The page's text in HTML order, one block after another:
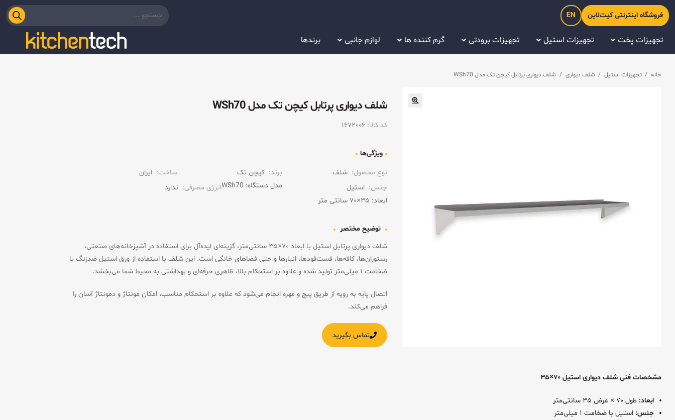
فروشگاه اینترنتی کیت‌لاین EN
تجهیزات پخت تجهیزات استیل تجهیزات برودتی گرم کننده ها لوازم جانبی برندها
خانه / تجهیزات استیل / شلف دیواری / شلف دیواری پرتابل کیچن تک مدل WSh70
شلف دیواری پرتابل کیچن تک مدل WSh70
شلف دیواری پرتابل استیل با ابعاد ۷۰×۳۵ سانتی‌متر، گزینه‌ای ایده‌آل برای استفاده در آشپزخانه‌های صنعتی،
رستوران‌ها، کافه‌ها، فست‌فودها، انبارها و حتی فضاهای خانگی است. این شلف با استفاده از ورق استیل ضدزنگ با
ضخامت ۱ میلی‌متر تولید شده و علاوه بر استحکام بالا، ظاهری حرفه‌ای و بهداشتی به محیط شما می‌بخشد.
اتصال پایه به رویه از طریق پیچ و مهره انجام می‌شود که علاوه بر استحکام مناسب، امکان مونتاژ و دمونتاژ آسان را
فراهم می‌کند.
کد کالا: 1672006
ویژگی‌ها
نوع محصول: شلف برند: کیچن تک ساخت: ایران
جنس: استیل مدل دستگاه: WSh70 انرژی مصرفی: ندارد
ابعاد: ۳۵×۷۰ سانتی متر
توضیح مختصر
تماس بگیرید
مشخصات فنی شلف دیواری استیل ۷۰×۳۵
ابعاد: طول ۷۰ × عرض ۳۵ سانتی‌متر
جنس: استیل با ضخامت ۱ میلی‌متر